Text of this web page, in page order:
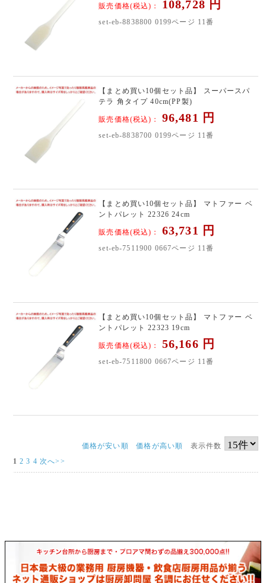
販売価格(税込)： 108,728 円
set-eb-8838800 0199ページ 11番
【まとめ買い10個セット品】 スーパースパ
テラ 角タイプ 40cm(PP製)
販売価格(税込)： 96,481 円
set-eb-8838700 0199ページ 11番
【まとめ買い10個セット品】 マトファー ベ
ントパレット 22326 24cm
販売価格(税込)： 63,731 円
set-eb-7511900 0667ページ 11番
【まとめ買い10個セット品】 マトファー ベ
ントパレット 22323 19cm
販売価格(税込)： 56,166 円
set-eb-7511800 0667ページ 11番
価格が安い順 価格が高い順
表示件数
1 2 3 4 次へ>>